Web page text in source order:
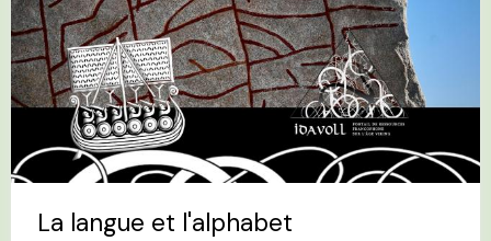
La langue et l'alphabet